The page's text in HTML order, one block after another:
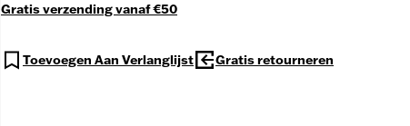
Gratis verzending vanaf €50
Toevoegen Aan Verlanglijst Gratis retourneren